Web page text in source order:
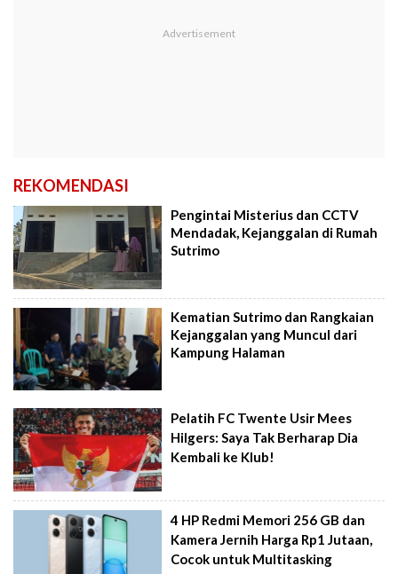
REKOMENDASI
Pengintai Misterius dan CCTV
Mendadak, Kejanggalan di Rumah
Sutrimo
Kematian Sutrimo dan Rangkaian
Kejanggalan yang Muncul dari
Kampung Halaman
Pelatih FC Twente Usir Mees
Hilgers: Saya Tak Berharap Dia
Kembali ke Klub!
4 HP Redmi Memori 256 GB dan
Kamera Jernih Harga Rp1 Jutaan,
Cocok untuk Multitasking